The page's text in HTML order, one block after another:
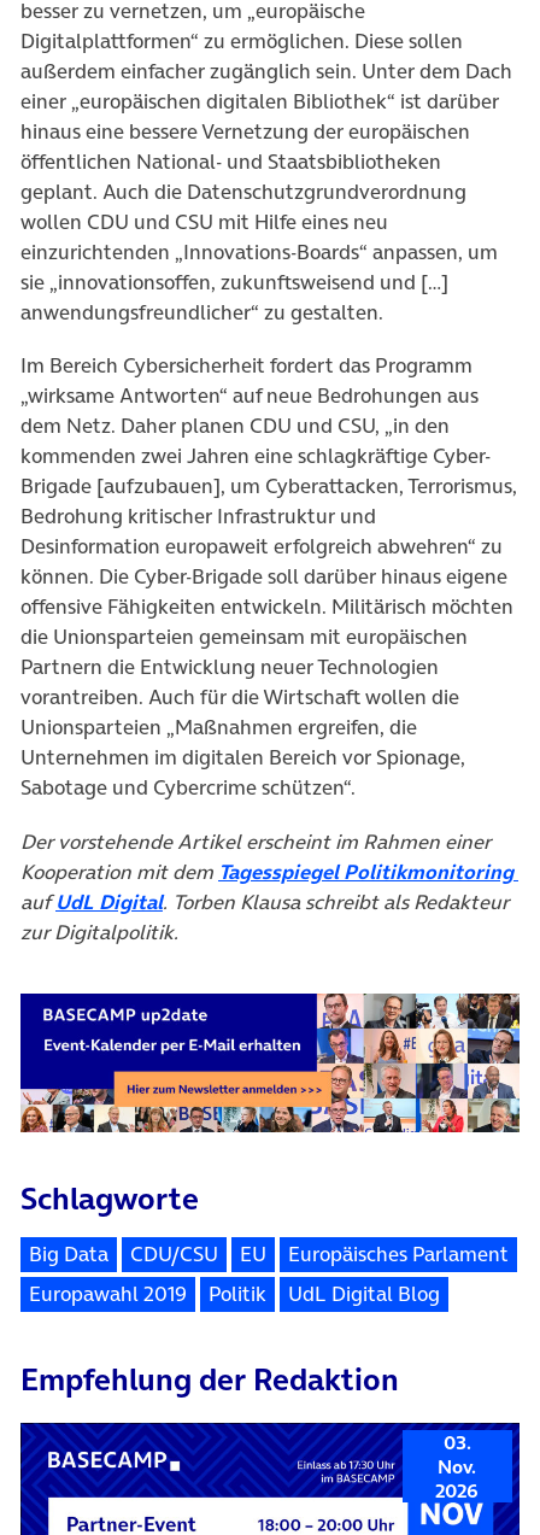
besser zu vernetzen, um „europäische
Digitalplattformen“ zu ermöglichen. Diese sollen
außerdem einfacher zugänglich sein. Unter dem Dach
einer „europäischen digitalen Bibliothek“ ist darüber
hinaus eine bessere Vernetzung der europäischen
öffentlichen National- und Staatsbibliotheken
geplant. Auch die Datenschutzgrundverordnung
wollen CDU und CSU mit Hilfe eines neu
einzurichtenden „Innovations-Boards“ anpassen, um
sie „innovationsoffen, zukunftsweisend und […]
anwendungsfreundlicher“ zu gestalten.
Im Bereich Cybersicherheit fordert das Programm
„wirksame Antworten“ auf neue Bedrohungen aus
dem Netz. Daher planen CDU und CSU, „in den
kommenden zwei Jahren eine schlagkräftige Cyber-
Brigade [aufzubauen], um Cyberattacken, Terrorismus,
Bedrohung kritischer Infrastruktur und
Desinformation europaweit erfolgreich abwehren“ zu
können. Die Cyber-Brigade soll darüber hinaus eigene
offensive Fähigkeiten entwickeln. Militärisch möchten
die Unionsparteien gemeinsam mit europäischen
Partnern die Entwicklung neuer Technologien
vorantreiben. Auch für die Wirtschaft wollen die
Unionsparteien „Maßnahmen ergreifen, die
Unternehmen im digitalen Bereich vor Spionage,
Sabotage und Cybercrime schützen“.
Der vorstehende Artikel erscheint im Rahmen einer
Kooperation mit dem Tagesspiegel Politikmonitoring
aufUdL Digital(öffnet in neuem Tab)
. Torben Klausa schreibt als Redakteur
zur Digitalpolitik.
Schlagworte
Big Data CDU/CSU EU
Europäisches Parlament
Europawahl 2019
Politik UdL Digital Blog
Empfehlung der Redaktion
03.
Nov.
2026